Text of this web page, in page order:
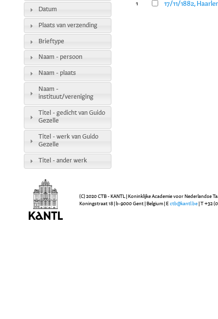
1 17/11/1882,
Datum
Plaats van verzending
Brieftype
Naam - persoon
Naam - plaats
Naam -
instituut/vereniging
Titel - gedicht van Guido
Gezelle
Titel - werk van Guido
Gezelle
Titel - ander werk
(C) 2020 CTB - KANTL | Koninklijke Academie voor Nederlandse
Koningstraat 18 | b-9000 Gent | Belgium | E ctb@kantl.be | T +32